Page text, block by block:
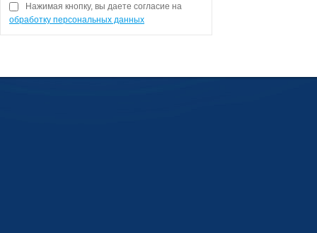
Нажимая кнопку, вы даете согласие на
обработку персональных данных